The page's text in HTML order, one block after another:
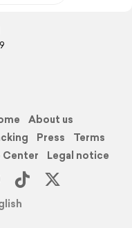
About us
Press
Terms
Center
Legal notice